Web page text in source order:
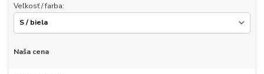
Veľkosť / farba:
Naša cena